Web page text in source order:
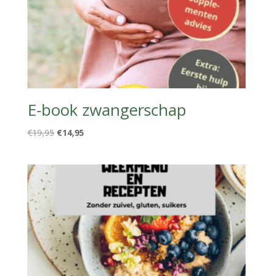
E-book zwangerschap
€19,95 Oorspronkelijke
€14,95Huidige
€14,95.